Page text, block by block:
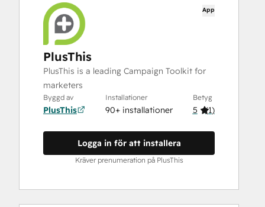
App
PlusThis
PlusThis is a leading Campaign Toolkit for
marketers
Byggd av
PlusThis
Installationer
90+ installationer
Betyg
5 (1)
Logga in för att installera
Kräver prenumeration på PlusThis